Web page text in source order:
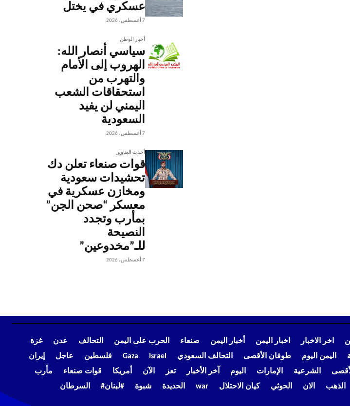
عسكري في يختل
7 أغسطس، 2026
أخبار الوطن
سياسي أنصار الله:
الهروب إلى الأمام
والتهرب من
استحقاقات الشعب
اليمني لن يفيد
السعودية
7 أغسطس، 2026
أحدث العناوين
قوات صنعاء تعلن دك
تحشيدات سعودية
ومخازن عسكرية في
معسكر “صحن الجن”
بمأرب وتجدد
النصيحة
للـ”مخدوعين”
7 أغسطس، 2026
اخر الاخبار اخبار اليمن أخبار اليمن صنعاء الحرب على اليمن التحالف عدن
غزة
اليمن اليوم طوفان الأقصى التحالف السعودي Israel
Gaza فلسطين عاجل
إيران
الشرعية الإمارات اليوم آخر الأخبار تعز الآن أمريكا قوات صنعاء
مأرب
الذهب الان الحوثي كيان الاحتلال war الحديدة شبوة #لبنان# السرطان